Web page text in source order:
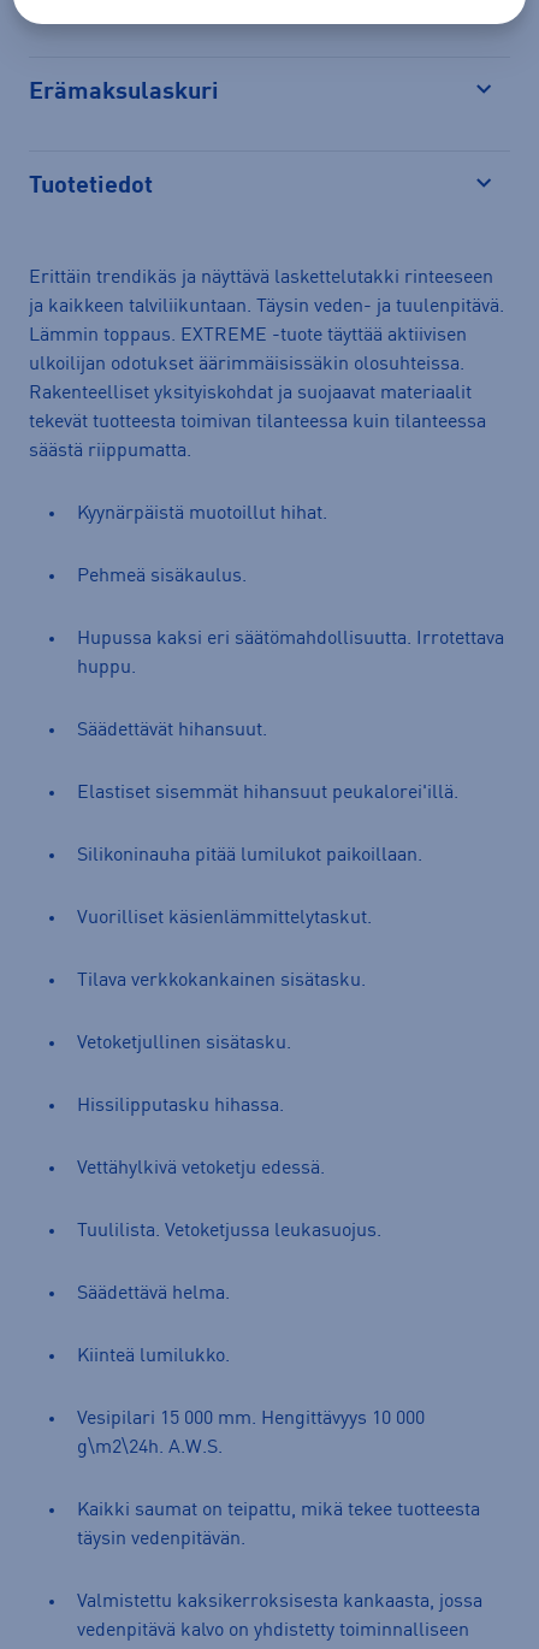
Erämaksulaskuri
Tuotetiedot
Erittäin trendikäs ja näyttävä laskettelutakki rinteeseen
ja kaikkeen talviliikuntaan. Täysin veden- ja tuulenpitävä.
Lämmin toppaus. EXTREME -tuote täyttää aktiivisen
ulkoilijan odotukset äärimmäisissäkin olosuhteissa.
Rakenteelliset yksityiskohdat ja suojaavat materiaalit
tekevät tuotteesta toimivan tilanteessa kuin tilanteessa
säästä riippumatta.
Kyynärpäistä muotoillut hihat.
Pehmeä sisäkaulus.
Hupussa kaksi eri säätömahdollisuutta. Irrotettava
huppu.
Säädettävät hihansuut.
Elastiset sisemmät hihansuut peukalorei'illä.
Silikoninauha pitää lumilukot paikoillaan.
Vuorilliset käsienlämmittelytaskut.
Tilava verkkokankainen sisätasku.
Vetoketjullinen sisätasku.
Hissilipputasku hihassa.
Vettähylkivä vetoketju edessä.
Tuulilista. Vetoketjussa leukasuojus.
Säädettävä helma.
Kiinteä lumilukko.
Vesipilari 15 000 mm. Hengittävyys 10 000
g\m2\24h. A.W.S.
Kaikki saumat on teipattu, mikä tekee tuotteesta
täysin vedenpitävän.
Valmistettu kaksikerroksisesta kankaasta, jossa
vedenpitävä kalvo on yhdistetty toiminnalliseen